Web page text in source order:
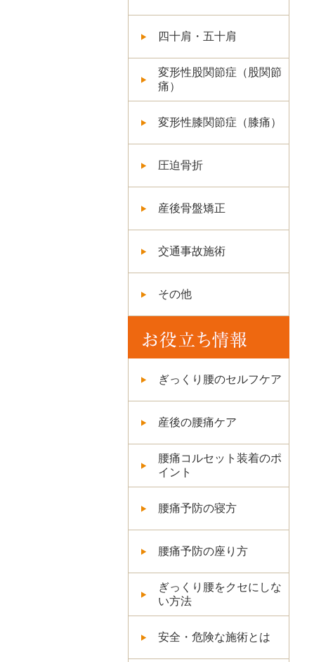
四十肩・五十肩
変形性股関節症（股関節
痛）
変形性膝関節症（膝痛）
圧迫骨折
産後骨盤矯正
交通事故施術
その他
ぎっくり腰のセルフケア
産後の腰痛ケア
腰痛コルセット装着のポ
イント
腰痛予防の寝方
腰痛予防の座り方
ぎっくり腰をクセにしな
い方法
安全・危険な施術とは